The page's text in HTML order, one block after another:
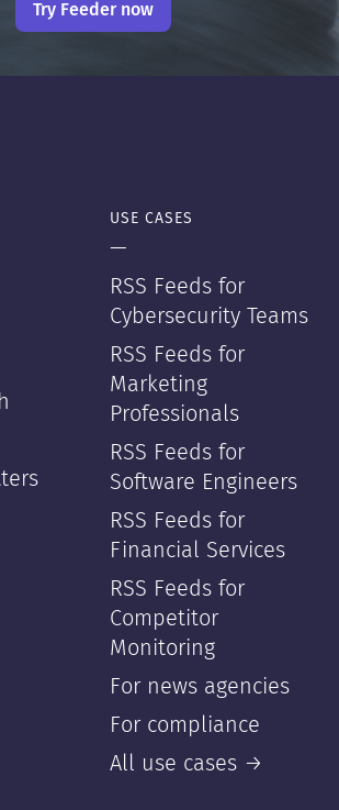
Try Feeder now
USE CASES
—
RSS Feeds for
Cybersecurity Teams
RSS Feeds for
Marketing
Professionals
RSS Feeds for
Software Engineers
RSS Feeds for
Financial Services
RSS Feeds for
Competitor
Monitoring
For news agencies
For compliance
All use cases →